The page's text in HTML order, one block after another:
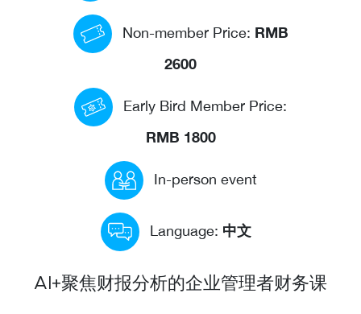
Jobs Market
About us
Our Committees
Member Directory
Sponsorships
Newsletter
WeChat
Non-member Price: RMB
2600
Early Bird Member Price:
RMB 1800
In-person event
Language: 中文
AI+聚焦财报分析的企业管理者财务课